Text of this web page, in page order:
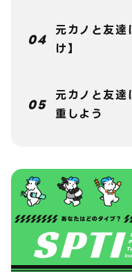
元カノと友達
け】
元カノと友
重しよう